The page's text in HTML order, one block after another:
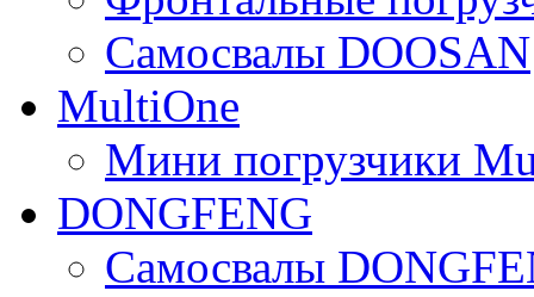
Самосвалы DOOSAN
MultiOne
Мини погрузчики
DONGFENG
Самосвалы